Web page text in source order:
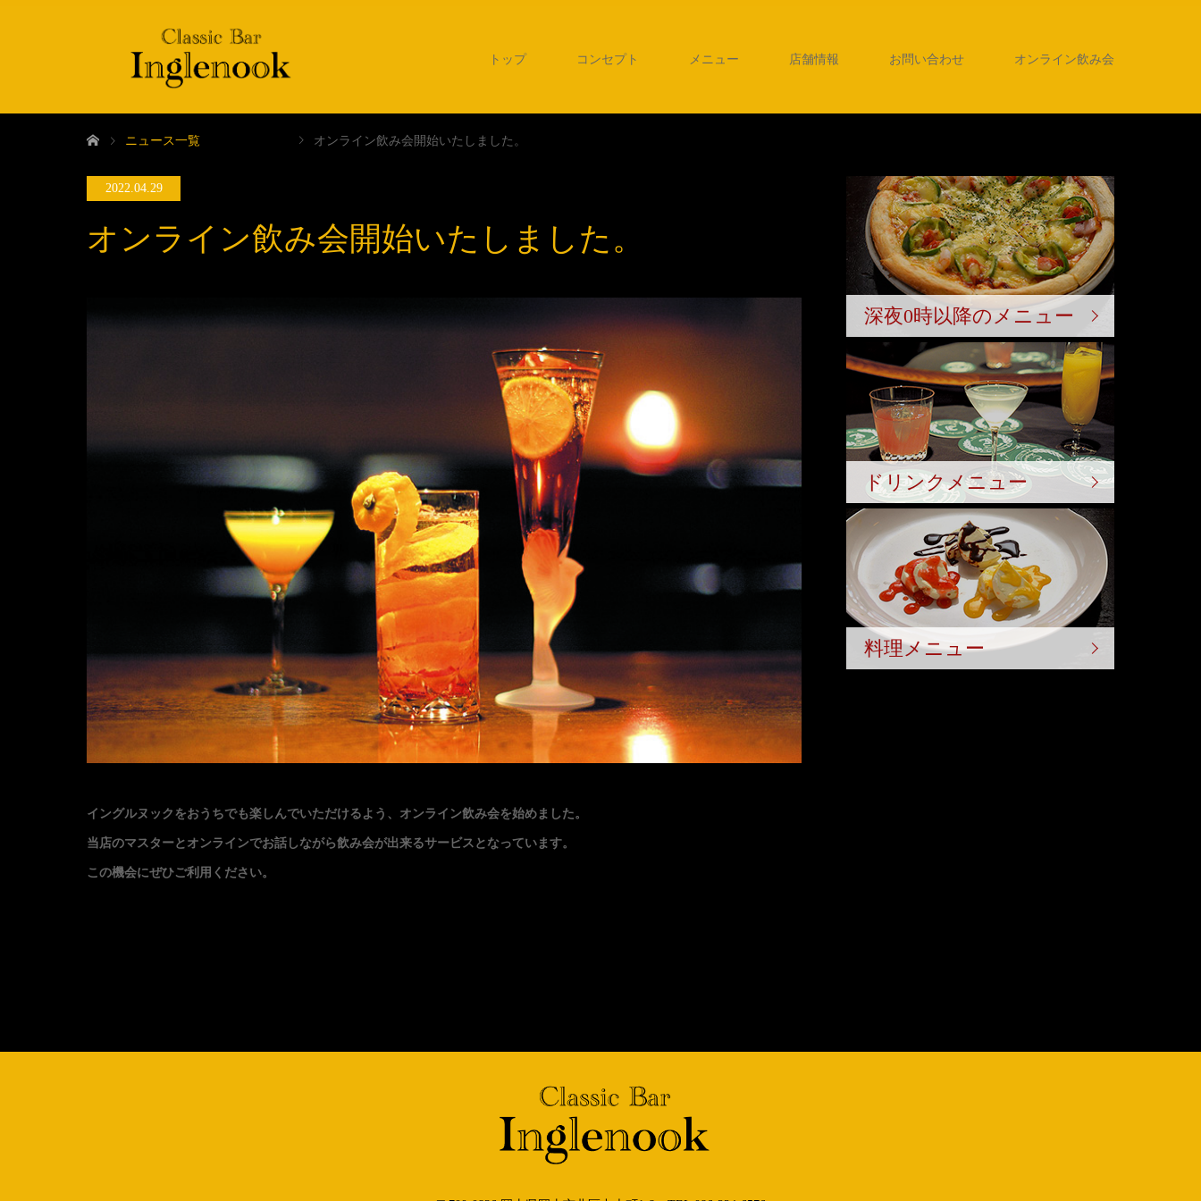
トップ コンセプト メニュー 店舗情報 お問い合わせ オンライン飲み会
ニュース一覧 オンライン飲み会開始いたしました。
2022.04.29
オンライン飲み会開始いたしました。
イングルヌックをおうちでも楽しんでいただけるよう、オンライン飲み会を始めました。
当店のマスターとオンラインでお話しながら飲み会が出来るサービスとなっています。
この機会にぜひご利用ください。
深夜0時以降のメニュー
ドリンクメニュー
料理メニュー